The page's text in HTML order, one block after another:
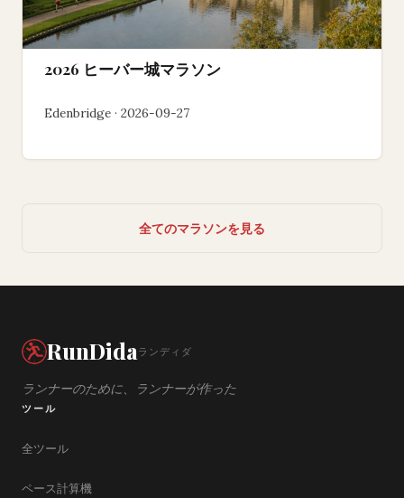
2026 ヒーバー城マラソン
Edenbridge · 2026-09-27
全てのマラソンを見る
RunDidaランディダ
ランナーのために、ランナーが作った
ツール
全ツール
ペース計算機